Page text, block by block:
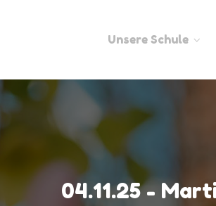
Unsere Schule
04.11.25 -